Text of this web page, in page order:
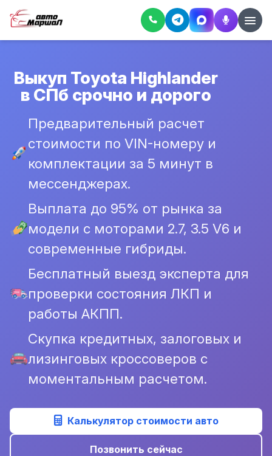
Выкуп Toyota Highlander
в СПб срочно и дорого
Предварительный расчет
стоимости по VIN-номеру и
комплектации за 5 минут в
мессенджерах.
Выплата до 95% от рынка за
модели с моторами 2.7, 3.5 V6 и
современные гибриды.
Бесплатный выезд эксперта для
проверки состояния ЛКП и
работы АКПП.
Скупка кредитных, залоговых и
лизинговых кроссоверов с
моментальным расчетом.
Калькулятор стоимости авто
Позвонить сейчас